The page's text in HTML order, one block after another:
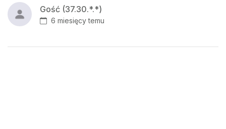
Gość (37.30.*.*)
6 miesięcy temu